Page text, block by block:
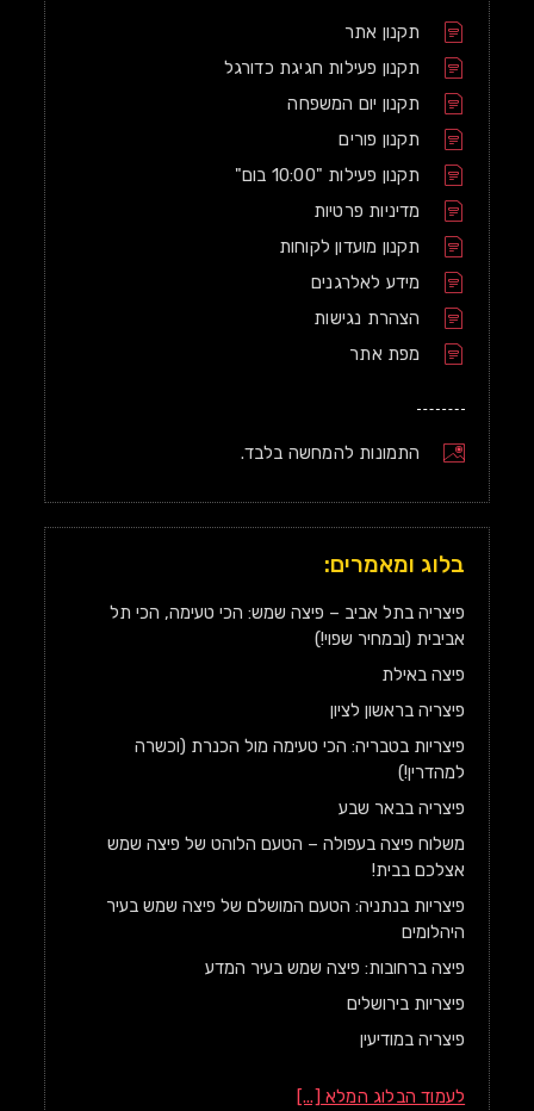
תקנון אתר
תקנון פעילות חגיגת כדורגל
תקנון יום המשפחה
תקנון פורים
תקנון פעילות "10:00 בום"
מדיניות פרטיות
תקנון מועדון לקוחות
מידע לאלרגנים
הצהרת נגישות
מפת אתר
התמונות להמחשה בלבד.
בלוג ומאמרים:
פיצריה בתל אביב – פיצה שמש: הכי טעימה, הכי תל
אביבית (ובמחיר שפוי!)
פיצה באילת
פיצריה בראשון לציון
פיצריות בטבריה: הכי טעימה מול הכנרת (וכשרה
למהדרין!)
פיצריה בבאר שבע
משלוח פיצה בעפולה – הטעם הלוהט של פיצה שמש
אצלכם בבית!
פיצריות בנתניה: הטעם המושלם של פיצה שמש בעיר
היהלומים
פיצה ברחובות: פיצה שמש בעיר המדע
פיצריות בירושלים
פיצריה במודיעין
לעמוד הבלוג המלא [...]